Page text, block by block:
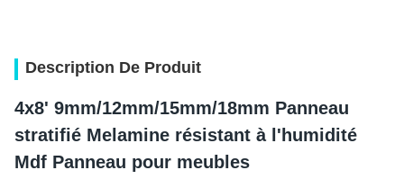
Description De Produit
4x8' 9mm/12mm/15mm/18mm Panneau
stratifié Melamine résistant à l'humidité
Mdf Panneau pour meubles